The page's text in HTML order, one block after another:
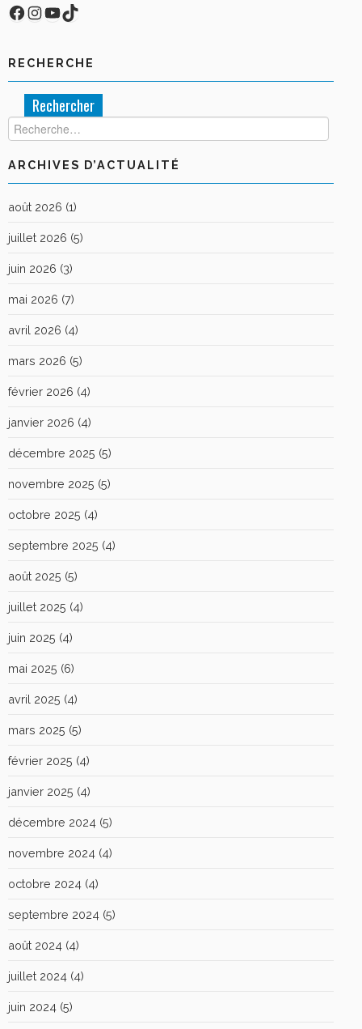
Facebook
Compte Instagram
YouTube
TikTok
RECHERCHE
Rechercher :
ARCHIVES D’ACTUALITÉ
août 2026 (1)
juillet 2026 (5)
juin 2026 (3)
mai 2026 (7)
avril 2026 (4)
mars 2026 (5)
février 2026 (4)
janvier 2026 (4)
décembre 2025 (5)
novembre 2025 (5)
octobre 2025 (4)
septembre 2025 (4)
août 2025 (5)
juillet 2025 (4)
juin 2025 (4)
mai 2025 (6)
avril 2025 (4)
mars 2025 (5)
février 2025 (4)
janvier 2025 (4)
décembre 2024 (5)
novembre 2024 (4)
octobre 2024 (4)
septembre 2024 (5)
août 2024 (4)
juillet 2024 (4)
juin 2024 (5)